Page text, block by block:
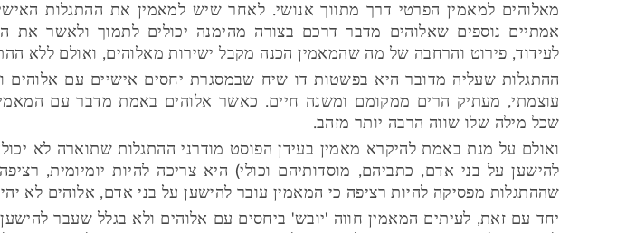
מאלוהים למאמין הפרטי דרך מתווך אנושי. לאחר שיש למאמין את ההתגלות
אמתיים נוספים שאלוהים מדבר דרכם בצורה מהימנה יכולים לתמוך ולאשר
לעידוד, פירוט והרחבה של מה שהמאמין הכנה מקבל ישירות מאלוהים, ואולם ללא
ההתגלות שעליה מדובר היא בפשטות דו שיח שבמסגרת יחסים אישיים עם אלוהים
עוצמתי, מעתיק הרים ממקומם ומשנה חיים. כאשר אלוהים באמת מדבר עם
שכל מילה שלו שווה הרבה יותר מזהב.
ואולם על מנת באמת להיקרא מאמין בעידן הפוסט מודרני ההתגלות שתוארה לא
להישען על בני אדם, כתביהם, מוסדותיהם וכולי) היא צריכה להיות יומיומית,
שההתגלות מפסיקה להיות רציפה כי המאמין עובר להישען על בני אדם, אלוהים לא
יחד עם זאת, לעיתים המאמין חווה 'יובש' ביחסים עם אלוהים ולא בגלל שעבר